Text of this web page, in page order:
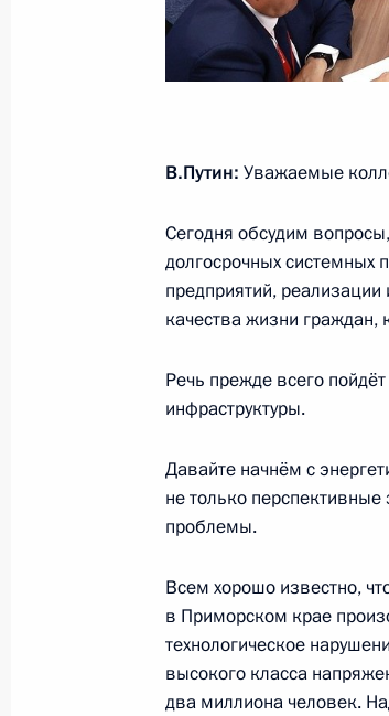
Кожемяко
5 сентября 2025 года, 10:40
5 сентября 2025 года, 10:00
Встреча с
Всекитайского
Занданшатаром
4 сентября 2025 года, 17:40
Встреча с Премьер-
В.Путин: Уважаемые
Сегодня обсудим
долгосрочных системных
предприятий,
качества жизни
Речь прежде всего
инфраструктуры.
Давайте начнём с
не только
проблемы.
Всем хорошо известно,
в Приморском крае
технологическое
высокого класса
два миллиона человек.